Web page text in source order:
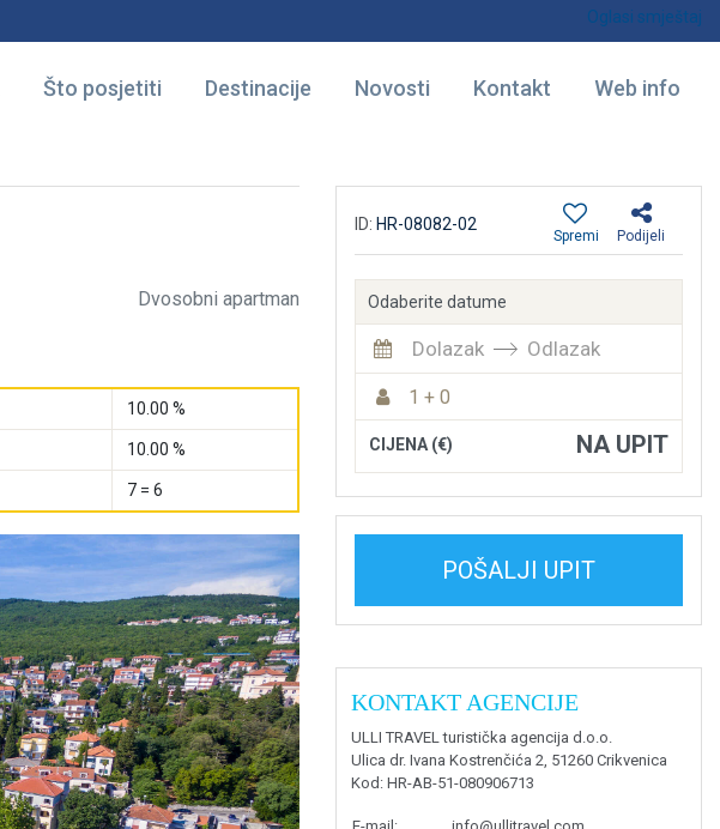
Oglasi smještaj
Što posjetiti Destinacije Novosti Kontakt Web info
Dvosobni apartman
10.00 %
10.00 %
7 = 6
ID: HR-08082-02
Podijeli
Spremi
Odaberite datume
Dolazak Odlazak
1 + 0
CIJENA (€) NA UPIT
POŠALJI UPIT
KONTAKT AGENCIJE
ULLI TRAVEL turistička agencija d.o.o.
Ulica dr. Ivana Kostrenčića 2, 51260 Crikvenica
Kod : HR-AB-51-080906713